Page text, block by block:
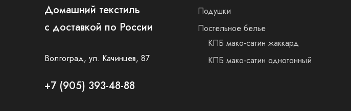
Домашний текстиль
с доставкой по России
Волгоград, ул. Качинцев, 87
+7 (905) 393-48-88
Подушки
Постельное белье
КПБ мако-сатин жаккард
КПБ мако-сатин однотонный